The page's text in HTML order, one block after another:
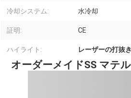
冷却システム: 水冷却
証明: CE
ハイライト: レーザーの打抜
オーダーメイドSS マテ